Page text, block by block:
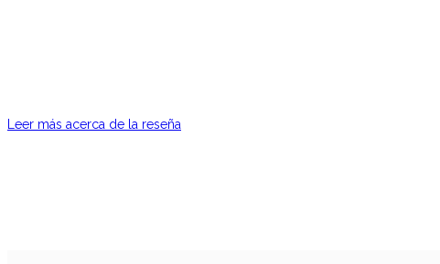
Leer más acerca de la reseña